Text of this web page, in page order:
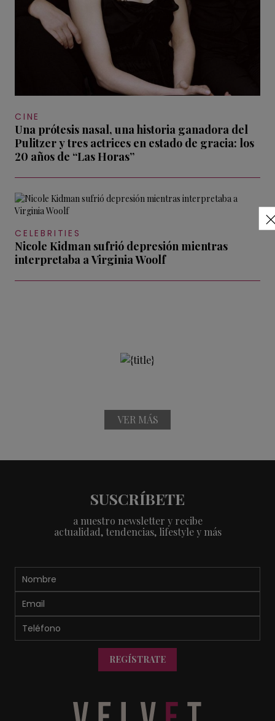
CINE
Una prótesis nasal, una historia ganadora del
Pulitzer y tres actrices en estado de gracia: los
20 años de “Las Horas”
CELEBRITIES
Nicole Kidman sufrió depresión mientras
interpretaba a Virginia Woolf
VER MÁS
SUSCRÍBETE
a nuestro newsletter y recibe
actualidad, tendencias, lifestyle y más
REGÍSTRATE